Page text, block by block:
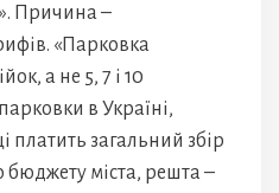
Причина –
«Парковка
а не 5, 7 і 10
в Україні,
платить загальний збір
бюджету міста, решта –